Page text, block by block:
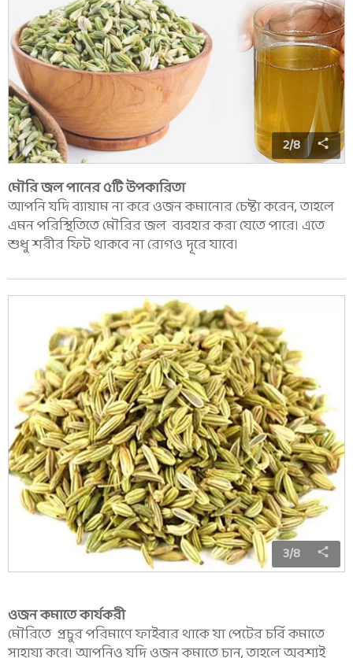
2/8
মৌরি জল পানের ৫টি উপকারিতা
আপনি যদি ব্যায়াম না করে ওজন কমানোর চেষ্টা করেন, তাহলে
এমন পরিস্থিতিতে মৌরির জল ব্যবহার করা যেতে পারে। এতে
শুধু শরীর ফিট থাকবে না রোগও দূরে যাবে।
3/8
ওজন কমাতে কার্যকরী
মৌরিতে প্রচুর পরিমাণে ফাইবার থাকে যা পেটের চর্বি কমাতে